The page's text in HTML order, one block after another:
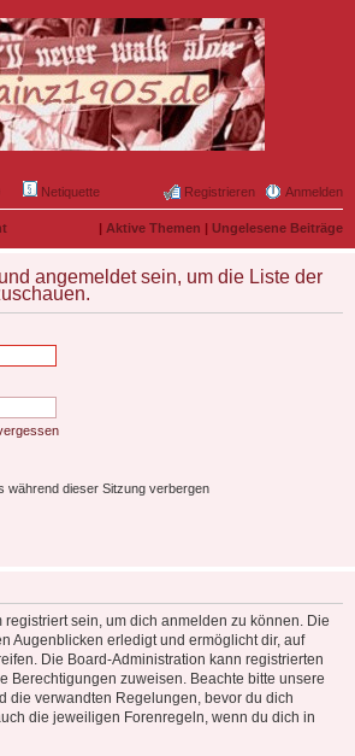
Netiquette Anmelden
Registrieren
| Aktive Themen | Ungelesene Beiträge
angemeldet sein, um die Liste der
während dieser Sitzung verbergen
registriert sein, um dich anmelden zu können. Die
Augenblicken erledigt und ermöglicht dir, auf
Die Board-Administration kann registrierten
Berechtigungen zuweisen. Beachte bitte unsere
die verwandten Regelungen, bevor du dich
die jeweiligen Forenregeln, wenn du dich in